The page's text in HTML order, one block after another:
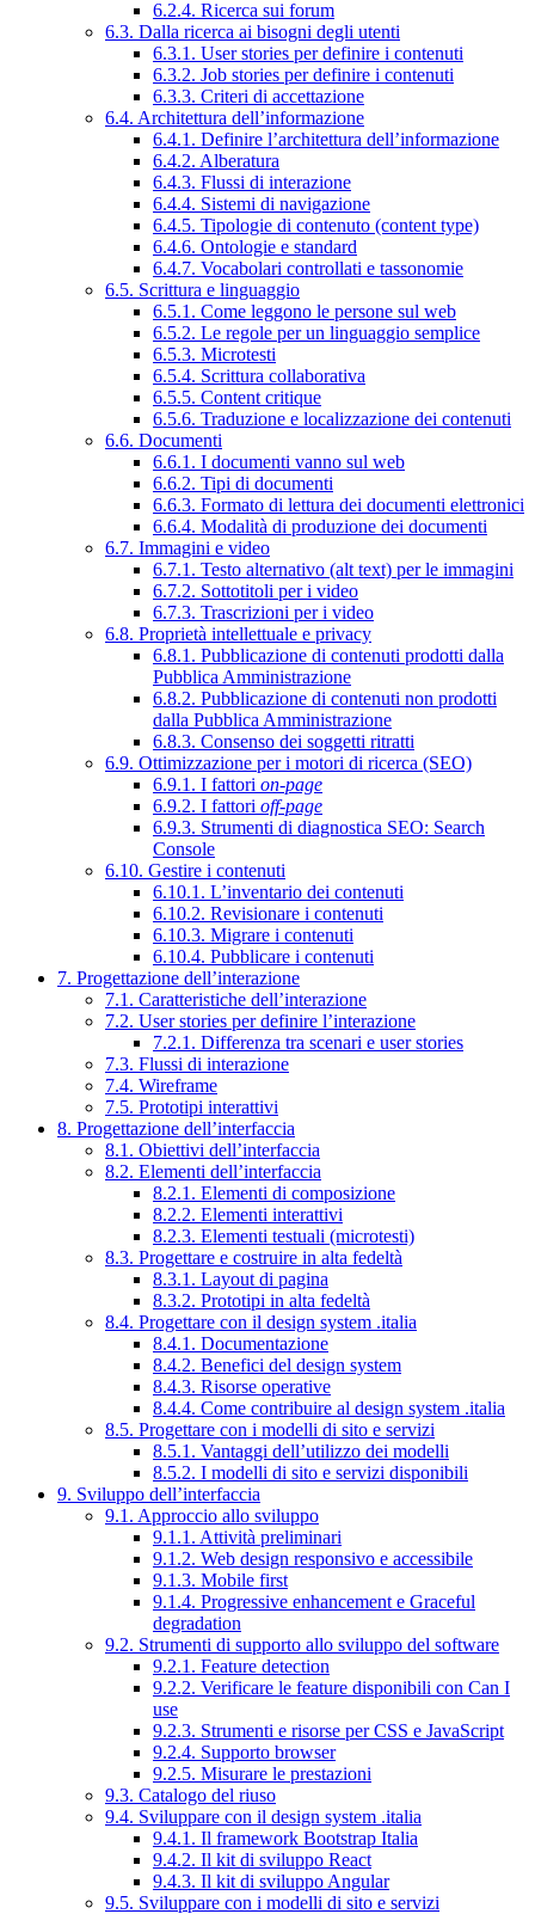
6.2.4. Ricerca sui forum
6.3. Dalla ricerca ai bisogni degli utenti
6.3.1. User stories per definire i contenuti
6.3.2. Job stories per definire i contenuti
6.3.3. Criteri di accettazione
6.4. Architettura dell’informazione
6.4.1. Definire l’architettura dell’informazione
6.4.2. Alberatura
6.4.3. Flussi di interazione
6.4.4. Sistemi di navigazione
6.4.5. Tipologie di contenuto (content type)
6.4.6. Ontologie e standard
6.4.7. Vocabolari controllati e tassonomie
6.5. Scrittura e linguaggio
6.5.1. Come leggono le persone sul web
6.5.2. Le regole per un linguaggio semplice
6.5.3. Microtesti
6.5.4. Scrittura collaborativa
6.5.5. Content critique
6.5.6. Traduzione e localizzazione dei contenuti
6.6. Documenti
6.6.1. I documenti vanno sul web
6.6.2. Tipi di documenti
6.6.3. Formato di lettura dei documenti elettronici
6.6.4. Modalità di produzione dei documenti
6.7. Immagini e video
6.7.1. Testo alternativo (alt text) per le immagini
6.7.2. Sottotitoli per i video
6.7.3. Trascrizioni per i video
6.8. Proprietà intellettuale e privacy
6.8.1. Pubblicazione di contenuti prodotti dalla
Pubblica Amministrazione
6.8.2. Pubblicazione di contenuti non prodotti
dalla Pubblica Amministrazione
6.8.3. Consenso dei soggetti ritratti
6.9. Ottimizzazione per i motori di ricerca (SEO)
6.9.1. I fattori on-page
6.9.2. I fattori off-page
6.9.3. Strumenti di diagnostica SEO: Search
Console
6.10. Gestire i contenuti
6.10.1. L’inventario dei contenuti
6.10.2. Revisionare i contenuti
6.10.3. Migrare i contenuti
6.10.4. Pubblicare i contenuti
7. Progettazione dell’interazione
7.1. Caratteristiche dell’interazione
7.2. User stories per definire l’interazione
7.2.1. Differenza tra scenari e user stories
7.3. Flussi di interazione
7.4. Wireframe
7.5. Prototipi interattivi
8. Progettazione dell’interfaccia
8.1. Obiettivi dell’interfaccia
8.2. Elementi dell’interfaccia
8.2.1. Elementi di composizione
8.2.2. Elementi interattivi
8.2.3. Elementi testuali (microtesti)
8.3. Progettare e costruire in alta fedeltà
8.3.1. Layout di pagina
8.3.2. Prototipi in alta fedeltà
8.4. Progettare con il design system .italia
8.4.1. Documentazione
8.4.2. Benefici del design system
8.4.3. Risorse operative
8.4.4. Come contribuire al design system .italia
8.5. Progettare con i modelli di sito e servizi
8.5.1. Vantaggi dell’utilizzo dei modelli
8.5.2. I modelli di sito e servizi disponibili
9. Sviluppo dell’interfaccia
9.1. Approccio allo sviluppo
9.1.1. Attività preliminari
9.1.2. Web design responsivo e accessibile
9.1.3. Mobile first
9.1.4. Progressive enhancement e Graceful
degradation
9.2. Strumenti di supporto allo sviluppo del software
9.2.1. Feature detection
9.2.2. Verificare le feature disponibili con Can I
use
9.2.3. Strumenti e risorse per CSS e JavaScript
9.2.4. Supporto browser
9.2.5. Misurare le prestazioni
9.3. Catalogo del riuso
9.4. Sviluppare con il design system .italia
9.4.1. Il framework Bootstrap Italia
9.4.2. Il kit di sviluppo React
9.4.3. Il kit di sviluppo Angular
9.5. Sviluppare con i modelli di sito e servizi